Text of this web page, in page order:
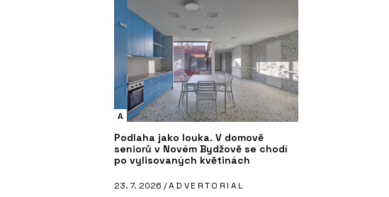
A
Podlaha jako louka. V domově
seniorů v Novém Bydžově se chodí
po vylisovaných květinách
23. 7. 2026 /ADVERTORIAL